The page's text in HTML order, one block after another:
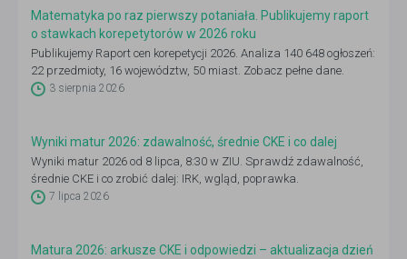
Matematyka po raz pierwszy potaniała. Publikujemy raport
o stawkach korepetytorów w 2026 roku
Publikujemy Raport cen korepetycji 2026. Analiza 140 648 ogłoszeń:
22 przedmioty, 16 województw, 50 miast. Zobacz pełne dane.
3 sierpnia 2026
Wyniki matur 2026: zdawalność, średnie CKE i co dalej
Wyniki matur 2026 od 8 lipca, 8:30 w ZIU. Sprawdź zdawalność,
średnie CKE i co zrobić dalej: IRK, wgląd, poprawka.
7 lipca 2026
Matura 2026: arkusze CKE i odpowiedzi – aktualizacja dzień